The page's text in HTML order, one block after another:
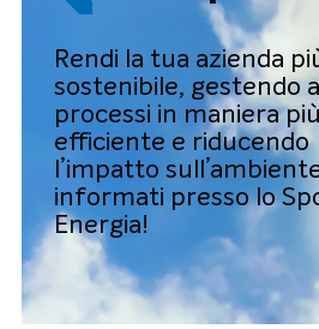
Rendi la tua azienda
sostenibile, gestendo
processi in maniera più
efficiente e riducendo
l’impatto
informati presso lo
Energia!